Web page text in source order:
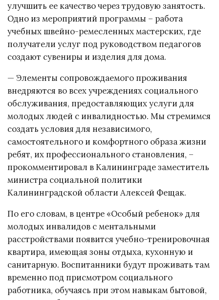
улучшить ее качество через трудовую занятость.
Одно из мероприятий программы – работа
учебных швейно-ремесленных мастерских, где
получатели услуг под руководством педагогов
создают сувениры и изделия для дома.
— Элементы сопровождаемого проживания
внедряются во всех учреждениях социального
обслуживания, предоставляющих услуги для
молодых людей с инвалидностью. Мы стремимся
создать условия для независимого,
самостоятельного и комфортного образа жизни
ребят, их профессионального становления, –
прокомментировал в Калининграде заместитель
министра социальной политики
Калининградской области Алексей Фещак.
По его словам, в центре «Особый ребенок» для
молодых инвалидов с ментальными
расстройствами появится учебно-тренировочная
квартира, имеющая зоны отдыха, кухонную и
санитарную. Воспитанники будут проживать там
временно под присмотром социального
работника, обучаясь при этом навыкам бытовой,